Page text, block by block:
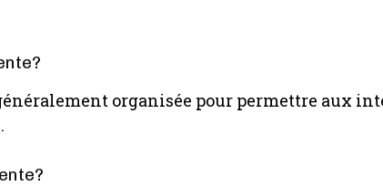
organisée pour permettre aux